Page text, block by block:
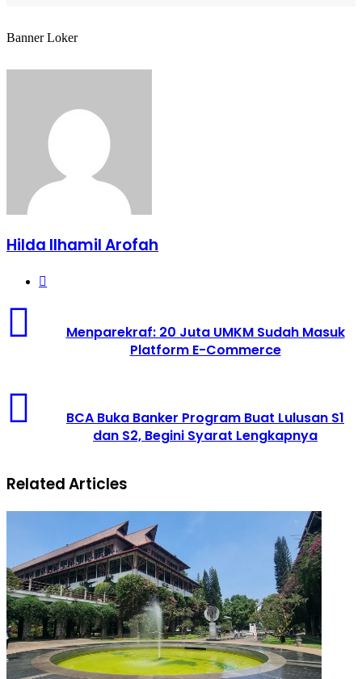
Banner Loker
Hilda Ilhamil Arofah
Juta
E-
Commerce
Menparekraf: 20 Juta UMKM Sudah Masuk
Platform E-Commerce
Banker
Program
S1
S2,
Syarat
Lengkapnya
BCA Buka Banker Program Buat Lulusan S1
dan S2, Begini Syarat Lengkapnya
Related Articles